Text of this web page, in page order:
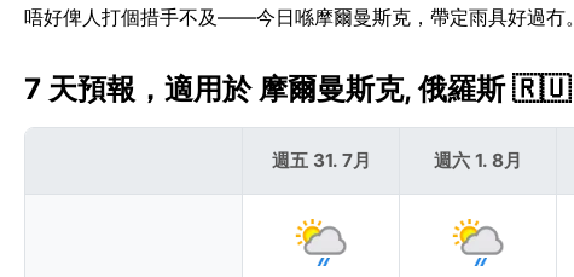
唔好俾人打個措手不及——今日喺摩爾曼斯克，帶定雨具好過冇。
7 天預報，適用於 摩爾曼斯克, 俄羅斯 🇷🇺
週五 31. 7月 週六 1. 8月